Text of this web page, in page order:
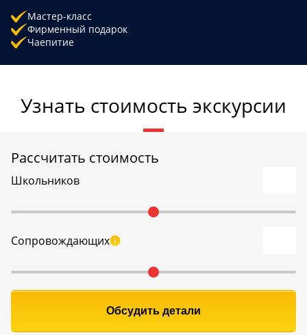
Мастер-класс
Фирменный подарок
Чаепитие
Узнать стоимость экскурсии
Рассчитать стоимость
Школьников
Сопровождающих
Обсудить детали